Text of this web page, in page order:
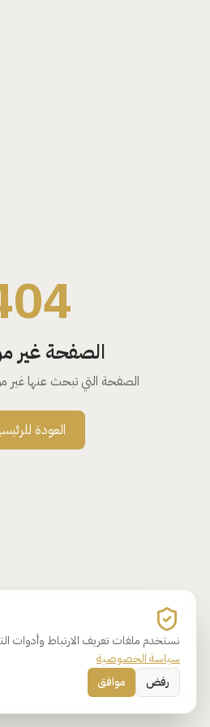
نستخدم ملفات تعريف الارتباط وأدوات
سياسة الخصوصية
رفض
موافق
الصفحة غير
الصفحة التي تبحث عنها غير
العودة